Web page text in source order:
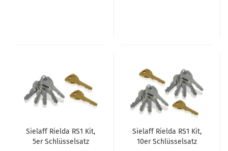
Sielaff Rielda RS1 Kit,
5er Schlüsselsatz
Sielaff Rielda RS1 Kit,
10er Schlüsselsatz